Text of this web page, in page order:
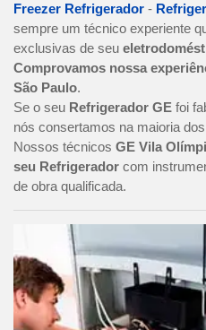
Freezer Refrigerador -
sempre um técnico experiente
exclusivas de seu
Comprovamos nossa
São Paulo.
Se o seu Refrigerador GE foi
nós consertamos na maioria
Nossos técnicos GE Vila
seu Refrigerador com
de obra qualificada.